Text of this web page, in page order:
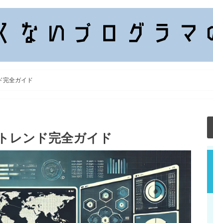
完全ガイド
レンド完全ガイド